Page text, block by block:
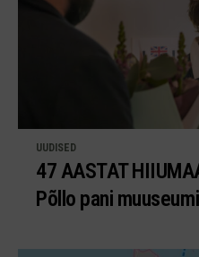
UUDISED
47 AASTAT
Põllo pani